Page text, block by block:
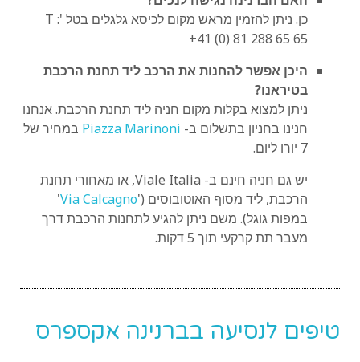
כן. ניתן להזמין מראש מקום לכיסא גלגלים בטל ': T
+41 (0) 81 288 65 65
היכן אפשר להחנות את הרכב ליד תחנת הרכבת
בטיראנו?
ניתן למצוא בקלות מקום חניה ליד תחנת הרכבת. אנחנו
חנינו בחניון בתשלום ב- Piazza Marinoni במחיר של
7 יורו ליום.
יש גם חניה חינם ב- Viale Italia, או מאחורי תחנת
הרכבת, ליד מסוף האוטובוסים ('Via Calcagno
'
במפות גוגל). משם ניתן להגיע לתחנות הרכבת דרך
מעבר תת קרקעי תוך 5 דקות.
טיפים לנסיעה בברנינה אקספרס